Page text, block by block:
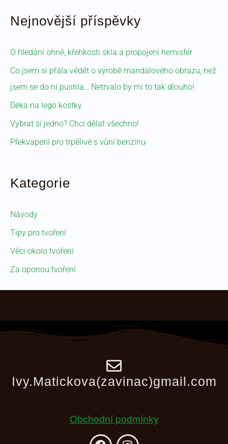
Nejnovější příspěvky
O hledání ohně, křehkosti skla a propojení hemisfér
Co jsem si přála vědět o výrobě mandalového obrazu, než
jsem se do ní pustila… Netrvalo by mi to tak dlouho!
Deka na lego kostky
Vybrat si jedno? Chci dělat všechno!
Překvapení pro trpělivé s vůní benzínu
Kategorie
Návody
Tipy pro tvoření
Věci okolo tvoření
Za oponou tvoření
Ivy.Matickova(zavinac)gmail.com
Obchodní podmínky